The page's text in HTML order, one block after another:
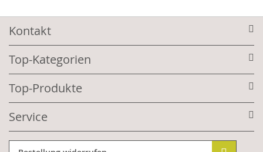
Kontakt
Top-Kategorien
Top-Produkte
Service